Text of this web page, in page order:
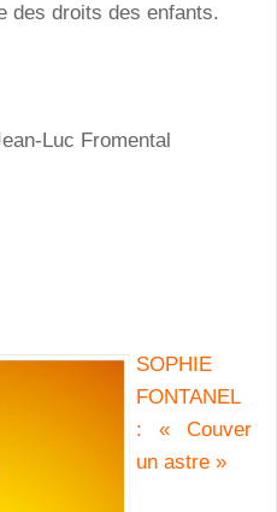
des droits des enfants.
Luc Fromental
SOPHIE
FONTANEL
: « Couver
un astre »